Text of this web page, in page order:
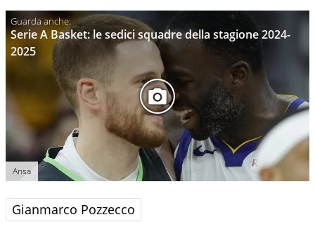
Serie A Basket: le sedici squadre della stagione 2024-
2025
Ansa
Gianmarco Pozzecco